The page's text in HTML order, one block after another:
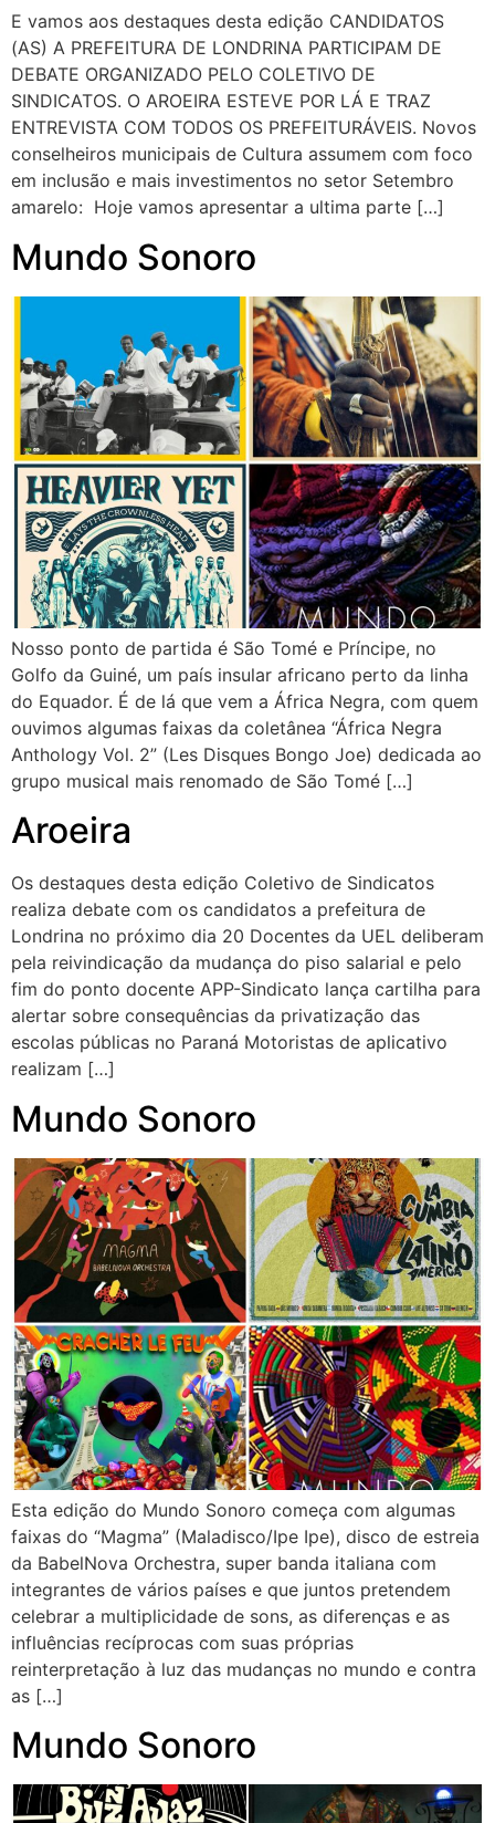
E vamos aos destaques desta edição CANDIDATOS
(AS) A PREFEITURA DE LONDRINA PARTICIPAM DE
DEBATE ORGANIZADO PELO COLETIVO DE
SINDICATOS. O AROEIRA ESTEVE POR LÁ E TRAZ
ENTREVISTA COM TODOS OS PREFEITURÁVEIS. Novos
conselheiros municipais de Cultura assumem com foco
em inclusão e mais investimentos no setor Setembro
amarelo: Hoje vamos apresentar a ultima parte […]
Mundo Sonoro
Nosso ponto de partida é São Tomé e Príncipe, no
Golfo da Guiné, um país insular africano perto da linha
do Equador. É de lá que vem a África Negra, com quem
ouvimos algumas faixas da coletânea “África Negra
Anthology Vol. 2” (Les Disques Bongo Joe) dedicada ao
grupo musical mais renomado de São Tomé […]
Aroeira
Os destaques desta edição Coletivo de Sindicatos
realiza debate com os candidatos a prefeitura de
Londrina no próximo dia 20 Docentes da UEL deliberam
pela reivindicação da mudança do piso salarial e pelo
fim do ponto docente APP-Sindicato lança cartilha para
alertar sobre consequências da privatização das
escolas públicas no Paraná Motoristas de aplicativo
realizam […]
Mundo Sonoro
Esta edição do Mundo Sonoro começa com algumas
faixas do “Magma” (Maladisco/Ipe Ipe), disco de estreia
da BabelNova Orchestra, super banda italiana com
integrantes de vários países e que juntos pretendem
celebrar a multiplicidade de sons, as diferenças e as
influências recíprocas com suas próprias
reinterpretação à luz das mudanças no mundo e contra
as […]
Mundo Sonoro